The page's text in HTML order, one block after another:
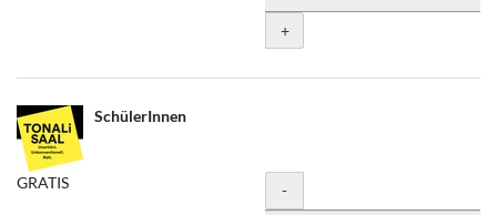
+
SchülerInnen
GRATIS Menge
-